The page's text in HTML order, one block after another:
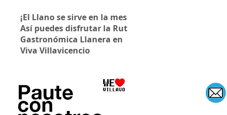
¡El Llano se sirve en la mesa!
Así puedes disfrutar la Ruta
Gastronómica Llanera en
Viva Villavicencio